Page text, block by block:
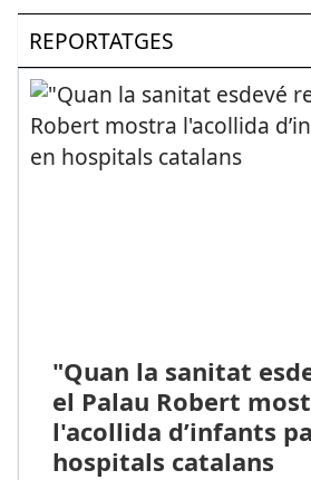
REPORTATGES
"Quan la sanitat
el Palau Robert
l'acollida d’infants
hospitals catalans